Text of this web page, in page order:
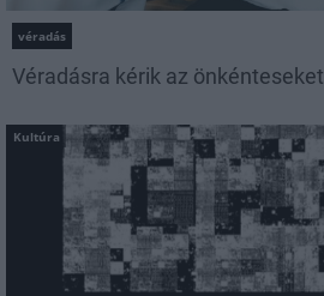
véradás
Véradásra kérik az önkénteseket
Kultúra